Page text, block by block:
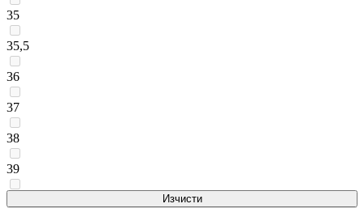
35
35,5
36
37
38
39
Изчисти